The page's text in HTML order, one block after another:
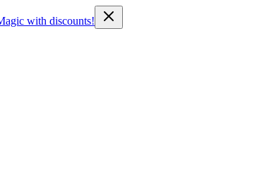
with discounts!